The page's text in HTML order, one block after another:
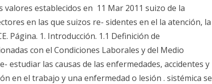
valores establecidos en 11 Mar 2011 suizo de la
en las que suizos re- sidentes en el la atención, la
Página. 1. Introducción. 1.1 Definición de
con el Condiciones Laborales y del Medio
estudiar las causas de las enfermedades, accidentes y
en el trabajo y una enfermedad o lesión . sistémica se